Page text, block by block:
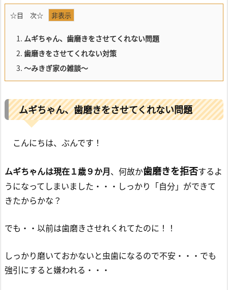
☆目 次☆
1. ムギちゃん、歯磨きをさせてくれない問題
2. 歯磨きをさせてくれない対策
3. ～みきぎ家の雑談～
ムギちゃん、歯磨きをさせてくれない問題
こんにちは、ぶんです！
ムギちゃんは現在１歳９か月、何故か歯磨きを拒否するよ
うになってしまいました・・・しっかり「自分」ができて
きたからかな？
でも・・以前は歯磨きさせれくれてたのに！！
しっかり磨いておかないと虫歯になるので不安・・・でも
強引にすると嫌われる・・・